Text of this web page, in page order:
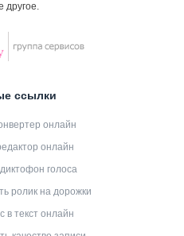
другое.
ссылки
онлайн
онлайн
голоса
ролик на дорожки
в текст онлайн